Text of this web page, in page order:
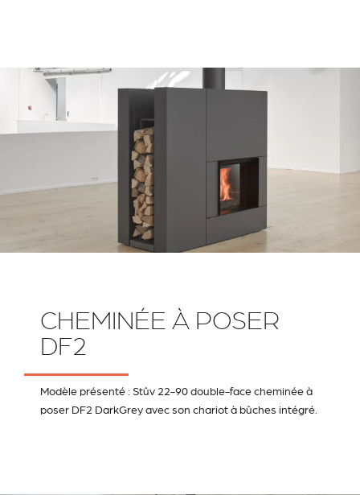
CHEMINÉE À POSER
DF2
Modèle présenté : Stûv 22-90 double-face cheminée à
poser DF2 DarkGrey avec son chariot à bûches intégré.
22